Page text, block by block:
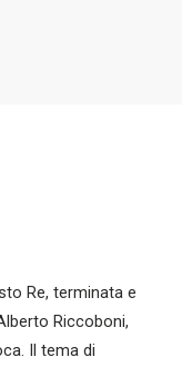
Re, terminata e
Riccoboni,
Il tema di